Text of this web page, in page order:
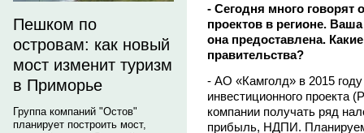
Пешком по
островам: как новый
мост изменит туризм
в Приморье
Группа компаний "Остов"
планирует построить мост,
- Сегодня много говорят
проектов в регионе.
она предоставлена.
правительства?
- АО «Камголд» в 2015
инвестиционного проекта
компании получать ряд
прибыль, НДПИ.